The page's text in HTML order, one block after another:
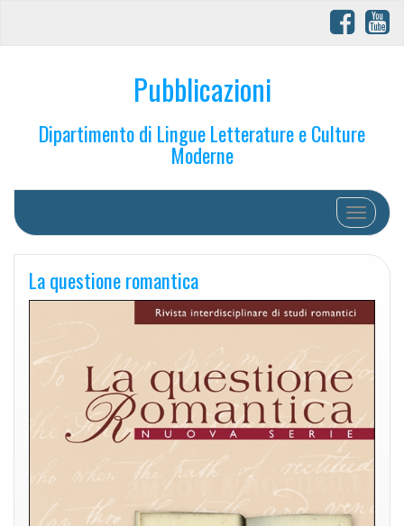
Pubblicazioni
Dipartimento di Lingue Letterature e Culture
Moderne
Toggle
La questione romantica